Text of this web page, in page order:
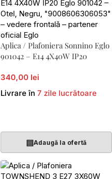
Aplica / Plafoniera Sonnino Eglo
901042 – E14 4X40W IP20
340,00 lei
Livrare în 7 zile lucrătoare
▤Adaugă la ofertă